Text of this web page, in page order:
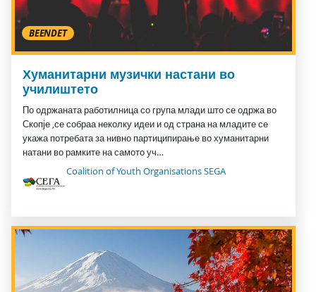
BEENDET
Хуманитарни музички настани во
училиштето
По одржаната работилница со група млади што се одржа во
Скопје ,се собраа неколку идеи и од страна на младите се
укажа потребата за нивно партиципирање во хуманитарни
натани во рамките на самото уч…
Coalition of Youth Organisations SEGA